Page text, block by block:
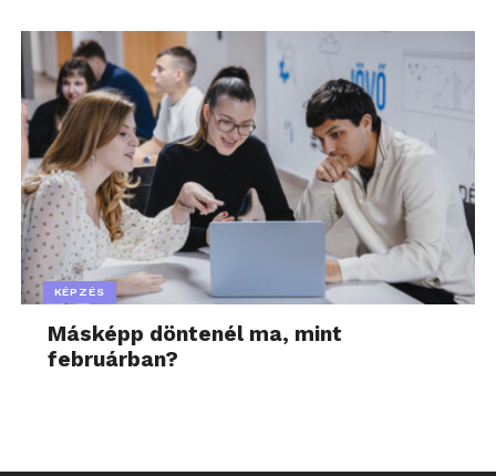
KÉPZÉS
Másképp döntenél ma, mint
februárban?